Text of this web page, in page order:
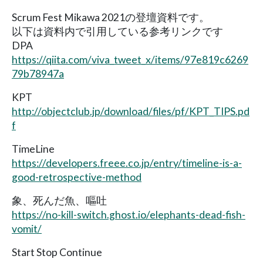
Scrum Fest Mikawa 2021の登壇資料です。
以下は資料内で引用している参考リンクです
DPA
https://qiita.com/viva_tweet_x/items/97e819c6269
79b78947a
KPT
http://objectclub.jp/download/files/pf/KPT_TIPS.pd
f
TimeLine
https://developers.freee.co.jp/entry/timeline-is-a-
good-retrospective-method
象、死んだ魚、嘔吐
https://no-kill-switch.ghost.io/elephants-dead-fish-
vomit/
Start Stop Continue